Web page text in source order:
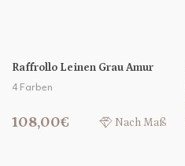
Raffrollo Leinen Grau Amur
4 Farben
108,00€ Nach Maß